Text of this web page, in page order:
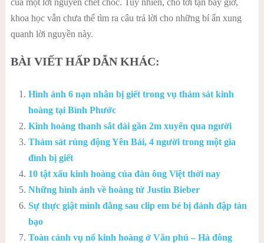
khoa học vẫn chưa thể tìm ra câu trả lời cho những bí ẩn xung
quanh lời nguyền này.
BÀI VIẾT HẤP DẪN KHÁC:
Hình ảnh 6 nạn nhân bị giết trong vụ thảm sát kinh
hoàng tại Bình Phước
Kinh hoàng thanh sắt dài gần 2m xuyên qua người
Thảm sát rúng động Yên Bái, 4 người trong một gia
đình bị giết
10 tật xấu kinh hoàng của đàn ông Việt thời nay
Những hình ảnh về hoàng tử Justin Bieber
Sự thực giật mình đằng sau clip em bé bị đánh đập tàn
bạo
Toàn cảnh vụ nổ kinh hoàng ở Văn phú – Hà đông